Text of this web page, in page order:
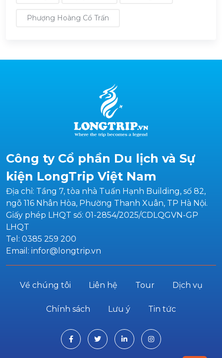
Phượng Hoàng Cổ Trấn
Công ty Cổ phần Du lịch và Sự
kiện LongTrip Việt Nam
Địa chỉ: Tầng 7, tòa nhà Tuấn Hạnh Building, số 82,
ngõ 116 Nhân Hòa, Phường Thanh Xuân, TP Hà Nội.
Giấy phép LHQT số: 01-2854/2025/CDLQGVN-GP
LHQT
Tel: 0385 259 200
Email: infor@longtrip.vn
Về chúng tôi Liên hệ Tour Dịch vụ
Chính sách Lưu ý Tin tức